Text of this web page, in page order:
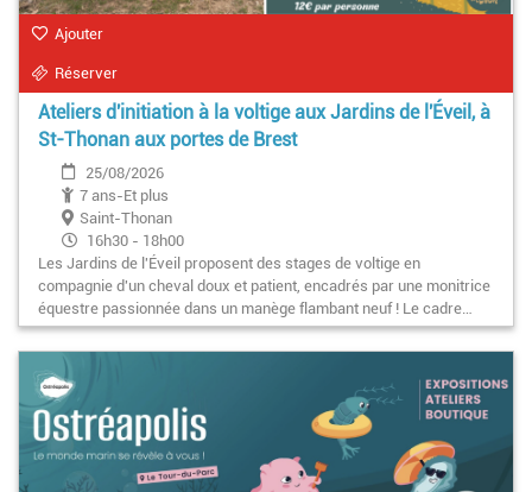
Ajouter
Réserver
Ateliers d'initiation à la voltige aux Jardins de l'Éveil, à
St-Thonan aux portes de Brest
25/08/2026
7 ans-Et plus
Saint-Thonan
16h30 - 18h00
Les Jardins de l'Éveil proposent des stages de voltige en
compagnie d'un cheval doux et patient, encadrés par une monitrice
équestre passionnée dans un manège flambant neuf ! Le cadre…